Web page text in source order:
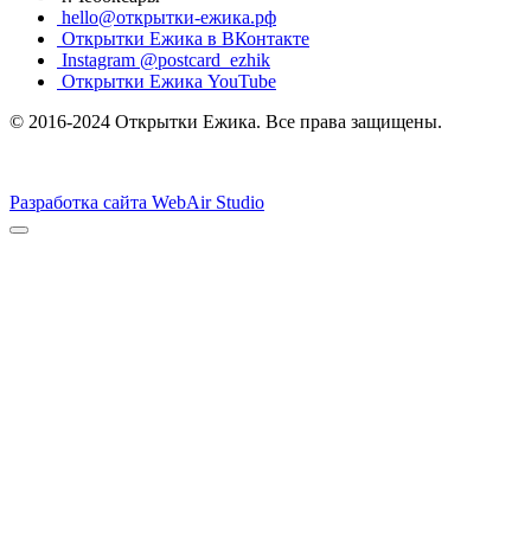
hello@открытки-ежика.рф
Открытки Ежика в ВКонтакте
Instagram @postcard_ezhik
Открытки Ежика YouTube
© 2016-2024 Открытки Ежика. Все права защищены.
Разработка сайта WebAir Studio